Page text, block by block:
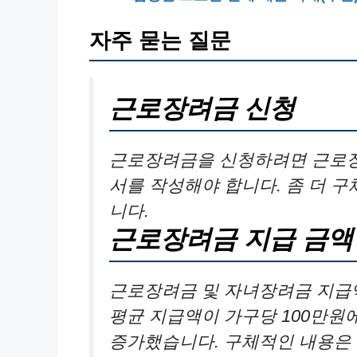
자주 묻는 질문
근로장려금 신청
근로장려금을 신청하려면 근
서를 작성해야 합니다. 좀 더
니다.
근로장려금 지급 금
근로장려금 및 자녀장려금 지
평균 지급액이 가구당 100만원
증가했습니다. 구체적인 내용